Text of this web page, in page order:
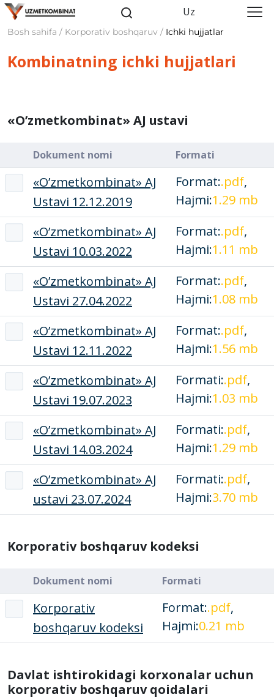
Uz
Bosh sahifa / Korporativ boshqaruv / Ichki hujjatlar
Kombinatning ichki hujjatlari
«O’zmеtkombinat» AJ ustavi
Dokument nomi Formati
«O’zmеtkombinat» AJ
Ustavi 12.12.2019
Format:.pdf,
Hajmi:1.29 mb
«O’zmеtkombinat» AJ
Ustavi 10.03.2022
Format:.pdf,
Hajmi:1.11 mb
«O’zmеtkombinat» AJ
Ustavi 27.04.2022
Format:.pdf,
Hajmi:1.08 mb
«O’zmеtkombinat» AJ
Ustavi 12.11.2022
Format:.pdf,
Hajmi:1.56 mb
«O’zmеtkombinat» AJ
Ustavi 19.07.2023
Formati:.pdf,
Hajmi:1.03 mb
«O’zmеtkombinat» AJ
Ustavi 14.03.2024
Formati:.pdf,
Hajmi:1.29 mb
«O’zmеtkombinat» AJ
ustavi 23.07.2024
Formati:.pdf,
Hajmi:3.70 mb
Korporativ boshqaruv kodeksi
Dokument nomi Formati
Korporativ
boshqaruv kodeksi
Format:.pdf,
Hajmi:0.21 mb
Davlat ishtirokidagi korxonalar uchun
korporativ boshqaruv qoidalari